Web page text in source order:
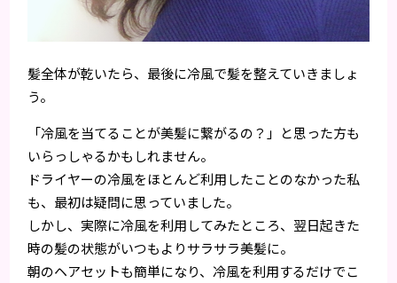
髪全体が乾いたら、最後に冷風で髪を整えていきましょ
う。
「冷風を当てることが美髪に繋がるの？」と思った方も
いらっしゃるかもしれません。
ドライヤーの冷風をほとんど利用したことのなかった私
も、最初は疑問に思っていました。
しかし、実際に冷風を利用してみたところ、翌日起きた
時の髪の状態がいつもよりサラサラ美髪に。
朝のヘアセットも簡単になり、冷風を利用するだけでこ